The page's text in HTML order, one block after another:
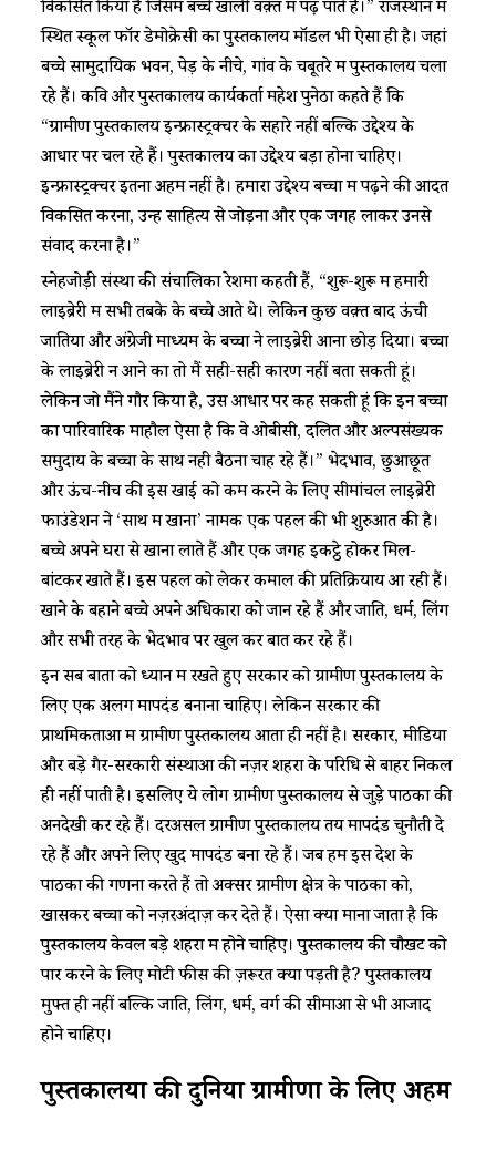
विकसित किया है जिसमें बच्चे खाली वक़्त में पढ़ पाते हैं।” राजस्थान में
स्थित स्कूल फॉर डेमोक्रेसी का पुस्तकालय मॉडल भी ऐसा ही है। जहां
बच्चे सामुदायिक भवन, पेड़ के नीचे, गांव के चबूतरे में पुस्तकालय चला
रहे हैं। कवि और पुस्तकालय कार्यकर्ता महेश पुनेठा कहते हैं कि
“ग्रामीण पुस्तकालय इन्फ्रास्ट्रक्चर के सहारे नहीं बल्कि उद्देश्य के
आधार पर चल रहे हैं। पुस्तकालय का उद्देश्य बड़ा होना चाहिए।
इन्फ्रास्ट्रक्चर इतना अहम नहीं है। हमारा उद्देश्य बच्चों में पढ़ने की आदतें
विकसित करना, उन्हें साहित्य से जोड़ना और एक जगह लाकर उनसे
संवाद करना है।”
स्नेहजोड़ी संस्था की संचालिका रेशमा कहती हैं, “शुरू-शुरू में हमारी
लाइब्रेरी में सभी तबके के बच्चे आते थे। लेकिन कुछ वक़्त बाद ऊंची
जातियों और अंग्रेजी माध्यम के बच्चों ने लाइब्रेरी आना छोड़ दिया। बच्चों
के लाइब्रेरी न आने का तो मैं सही-सही कारण नहीं बता सकती हूं।
लेकिन जो मैंने गौर किया है, उस आधार पर कह सकती हूं कि इन बच्चों
का पारिवारिक माहौल ऐसा है कि वे ओबीसी, दलित और अल्पसंख्यक
समुदाय के बच्चों के साथ नही बैठना चाह रहे हैं।” भेदभाव, छुआछूत
और ऊंच-नीच की इस खाई को कम करने के लिए सीमांचल लाइब्रेरी
फाउंडेशन ने ‘साथ में खाना’ नामक एक पहल की भी शुरुआत की है।
बच्चे अपने घरों से खाना लाते हैं और एक जगह इकट्ठे होकर मिल-
बांटकर खाते हैं। इस पहल को लेकर कमाल की प्रतिक्रियायें आ रही हैं।
खाने के बहाने बच्चे अपने अधिकारों को जान रहे हैं और जाति, धर्म, लिंग
और सभी तरह के भेदभाव पर खुल कर बातें कर रहे हैं।
इन सब बातों को ध्यान में रखते हुए सरकार को ग्रामीण पुस्तकालय के
लिए एक अलग मापदंड बनाना चाहिए। लेकिन सरकार की
प्राथमिकताओं में ग्रामीण पुस्तकालय आता ही नहीं है। सरकार, मीडिया
और बड़े गैर-सरकारी संस्थाओं की नज़र शहरों के परिधि से बाहर निकल
ही नहीं पाती है। इसलिए ये लोग ग्रामीण पुस्तकालय से जुड़े पाठकों की
अनदेखी कर रहे हैं। दरअसल ग्रामीण पुस्तकालय तय मापदंड चुनौती दे
रहे हैं और अपने लिए खुद मापदंड बना रहे हैं। जब हम इस देश के
पाठकों की गणना करते हैं तो अक्सर ग्रामीण क्षेत्र के पाठकों को,
खासकर बच्चों को नज़रअंदाज़ कर देते हैं। ऐसा क्यों माना जाता है कि
पुस्तकालय केवल बड़े शहरों में होने चाहिए। पुस्तकालय की चौखट को
पार करने के लिए मोटी फीस की ज़रूरत क्यों पड़ती है? पुस्तकालय
मुफ्त ही नहीं बल्कि जाति, लिंग, धर्म, वर्ग की सीमाओं से भी आजाद
होने चाहिए।
पुस्तकालयों की दुनिया ग्रामीणों के लिए अहम